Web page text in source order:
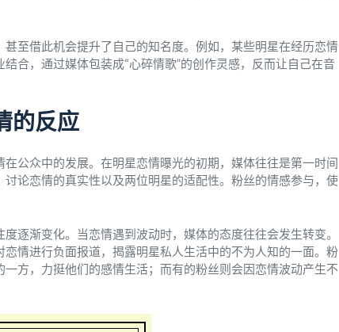
至借此机会提升了自己的知名度。例如，某些明星在经历恋情
合，通过媒体包装成“心碎情歌”的创作灵感，反而让自己在音
的反应
公众中的发展。在明星恋情曝光的初期，媒体往往是第一时间
论恋情的真实性以及两位明星的适配性。粉丝的情感参与，使
逐渐变化。当恋情遇到波动时，媒体的态度往往会发生转变。
情进行负面报道，揭露明星私人生活中的不为人知的一面。粉
方，力挺他们的感情生活；而有的粉丝则会因恋情波动产生不